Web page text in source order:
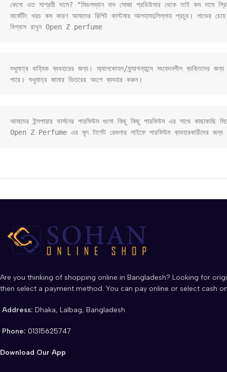
কেনো এত সাশ্রয়ী দামে? "মিডলম্যান বাদ সোজা প্রডিউসার থেকে তাই কম দামে
মার্কেটিং খরচ কম কারণ আমাদের রিপিট কাস্টমার আলহামদুলিল্লাহ প্রচুর। লাভের
বিশ্বাস রাখুন Open Z perfume
শুধুমাত্র বাহ্যিক ব্যবহারের জন্য। অ্যালকোহল/ফ্র্যাগন্যান্সে সংবেদনশীল
পারে। শুধুমাত্র জামার ভিতরের অংশে ব্যবহার করুন।
আমাদের ইন্সপায়ার ভার্সনের পারফিউম গুলো কিছু কিছু পারফিউম এর সাথে
Open Z Perfume এর মূল টার্গেট রেগুলার লাইফে পারফিউম ব্যবহারকারীদের জন্য
Are you thinking of shopping online in Bangladesh? Looking for
then select a payment method. You can pay online or select cash
Address: Dhaka, Lalbag, Bangladesh
Phone: 01315625747
Download Our App